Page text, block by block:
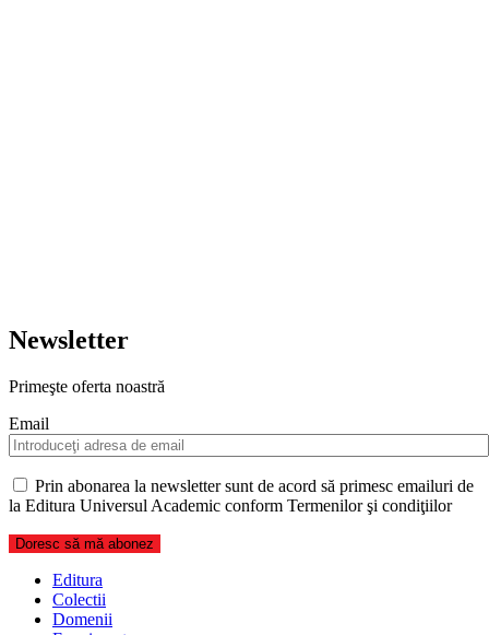
Newsletter
Primeşte oferta noastră
Email
Prin abonarea la newsletter sunt de acord să primesc emailuri de
la Editura Universul Academic conform Termenilor şi condiţiilor
Editura
Colectii
Domenii